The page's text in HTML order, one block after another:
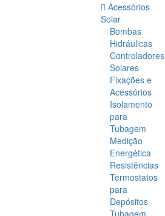
Acessórios
Solar
Bombas
Hidráulicas
Controladores
Solares
Fixações e
Acessórios
Isolamento
para
Tubagem
Medição
Energética
Resistências
Termostatos
para
Depósitos
Tubagem